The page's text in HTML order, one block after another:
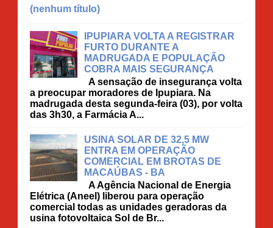
(nenhum título)
IPUPIARA VOLTA A REGISTRAR
FURTO DURANTE A
MADRUGADA E POPULAÇÃO
COBRA MAIS SEGURANÇA
A sensação de insegurança volta
a preocupar moradores de Ipupiara. Na
madrugada desta segunda-feira (03), por volta
das 3h30, a Farmácia A...
USINA SOLAR DE 32,5 MW
ENTRA EM OPERAÇÃO
COMERCIAL EM BROTAS DE
MACAÚBAS - BA
A Agência Nacional de Energia
Elétrica (Aneel) liberou para operação
comercial todas as unidades geradoras da
usina fotovoltaica Sol de Br...